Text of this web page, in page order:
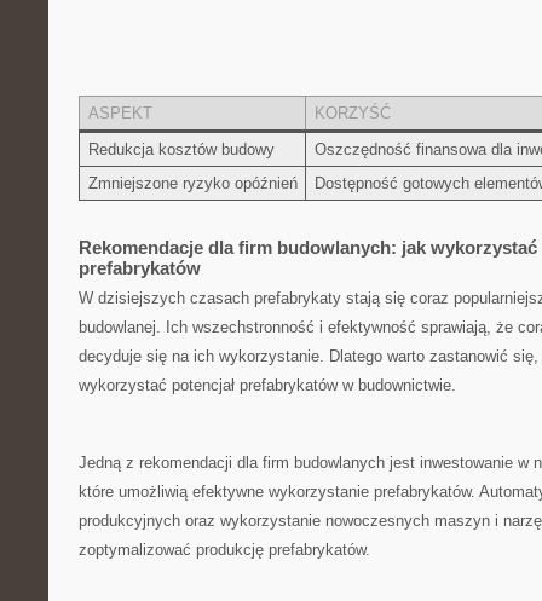
ASPEKT
KORZYŚĆ
Redukcja​ kosztów budowy
Oszczędność finansowa dla
Zmniejszone ryzyko opóźnień
Dostępność gotowych
Rekomendacje ⁤dla firm budowlanych: ⁣jak wykorzystać
prefabrykatów
W dzisiejszych ⁢czasach⁣ prefabrykaty stają się coraz
budowlanej. Ich wszechstronność i efektywność sprawiają,​ że
decyduje się na ich wykorzystanie. Dlatego warto zastanowić
wykorzystać‌ potencjał prefabrykatów w budownictwie.
Jedną z rekomendacji dla firm budowlanych jest inwestowanie⁣ w
które ⁣umożliwią​ efektywne wykorzystanie prefabrykatów.
produkcyjnych oraz wykorzystanie nowoczesnych maszyn ⁢i
zoptymalizować produkcję ‍prefabrykatów.